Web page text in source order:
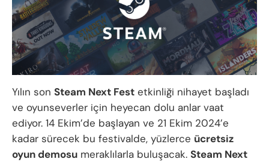
Yılın son Steam Next Fest etkinliği nihayet başladı
ve oyunseverler için heyecan dolu anlar vaat
ediyor. 14 Ekim’de başlayan ve 21 Ekim 2024’e
kadar sürecek bu festivalde, yüzlerce ücretsiz
oyun demosu meraklılarla buluşacak. Steam Next